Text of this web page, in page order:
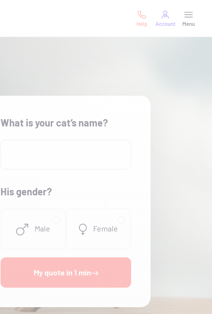
Help Account Menu
What is your cat’s name?
His gender?
Male Female
My quote in 1 min